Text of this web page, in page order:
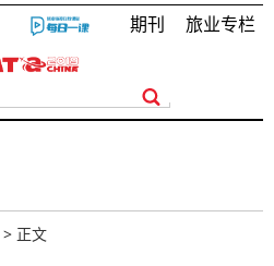
期刊 旅业专栏
> 正文